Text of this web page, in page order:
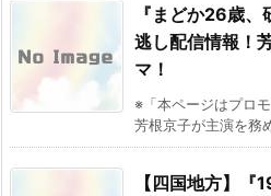
『まどか26歳
逃し配信情報！
マ！
※「本ページはプロ
芳根京子が主演を務
【四国地方】『